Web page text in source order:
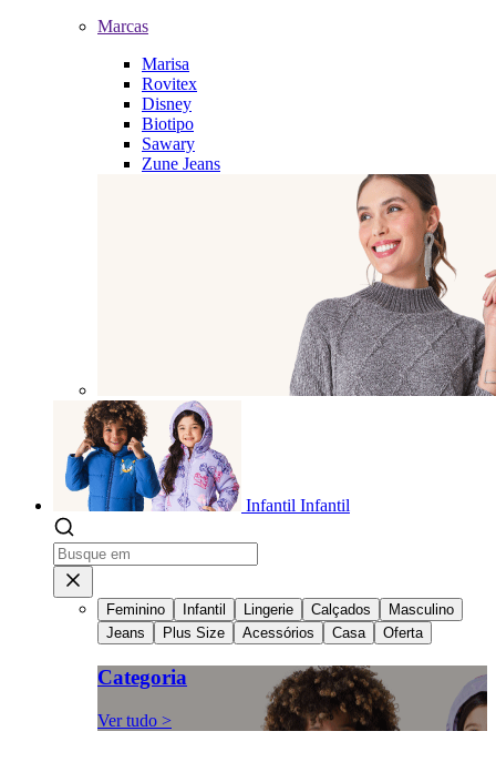
Marcas
Marisa
Rovitex
Disney
Biotipo
Sawary
Zune Jeans
Infantil Infantil
Feminino Infantil Lingerie Calçados
Masculino
Jeans
Plus Size Acessórios Casa Oferta
Categoria
Ver tudo >